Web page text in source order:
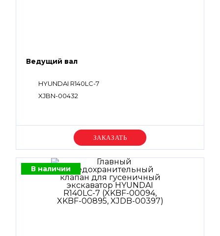
Ведущий вал
HYUNDAI R140LC-7
XJBN-00432
Уточняйте цену
В наличии